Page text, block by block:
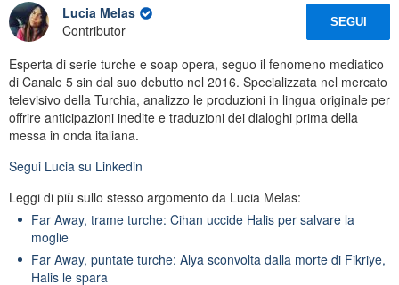
Lucia Melas
Contributor
SEGUI
Esperta di serie turche e soap opera, seguo il fenomeno mediatico
di Canale 5 sin dal suo debutto nel 2016. Specializzata nel mercato
televisivo della Turchia, analizzo le produzioni in lingua originale per
offrire anticipazioni inedite e traduzioni dei dialoghi prima della
messa in onda italiana.
Segui Lucia su Linkedin
Leggi di più sullo stesso argomento da Lucia Melas:
Far Away, trame turche: Cihan uccide Halis per salvare la
moglie
Far Away, puntate turche: Alya sconvolta dalla morte di Fikriye,
Halis le spara